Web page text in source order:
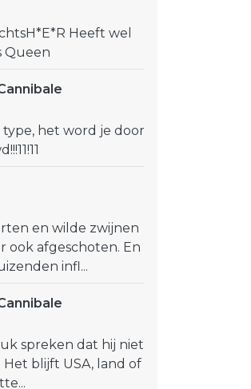
Heeft wel
Queen
het word je door
en wilde zwijnen
ook afgeschoten. En
infl...
spreken dat hij niet
blijft USA, land of